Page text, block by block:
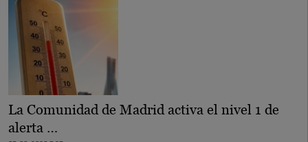
La Comunidad de Madrid activa el nivel 1 de
alerta …